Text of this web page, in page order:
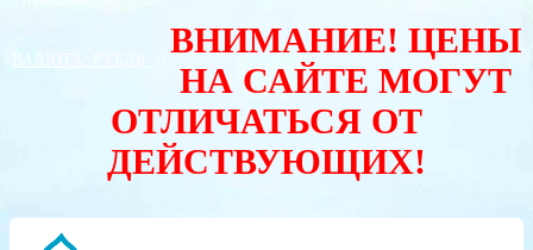
ВАЛЮТА:
ВНИМАНИЕ! ЦЕНЫ
НА САЙТЕ МОГУТ
ОТЛИЧАТЬСЯ ОТ
ДЕЙСТВУЮЩИХ!